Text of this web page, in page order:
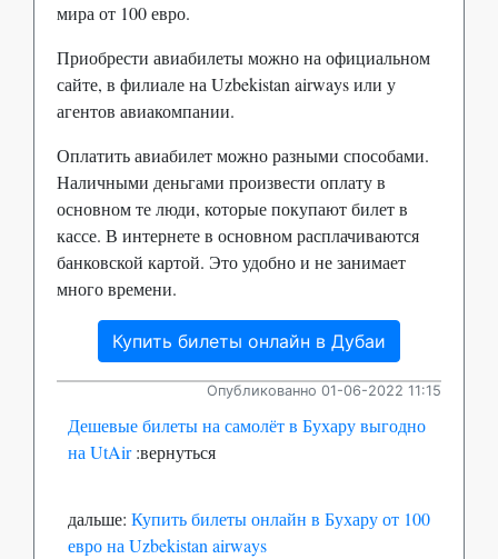
мира от 100 евро.
Приобрести авиабилеты можно на официальном
сайте, в филиале на Uzbekistan airways или у
агентов авиакомпании.
Оплатить авиабилет можно разными способами.
Наличными деньгами произвести оплату в
основном те люди, которые покупают билет в
кассе. В интернете в основном расплачиваются
банковской картой. Это удобно и не занимает
много времени.
Купить билеты онлайн в Дубаи
Опубликованно 01-06-2022 11:15
Дешевые билеты на самолёт в Бухару выгодно
на UtAir:вернуться
дальше: Купить билеты онлайн в Бухару от 100
евро на Uzbekistan airways